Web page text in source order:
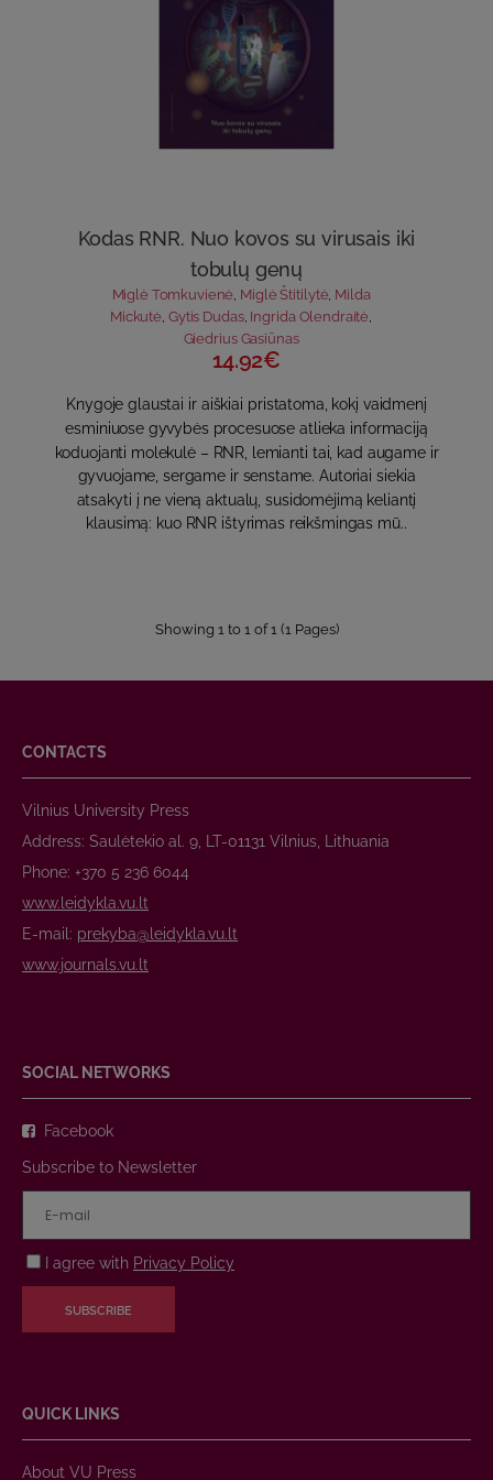
Kodas RNR. Nuo kovos su virusais iki
tobulų genų
Miglė Tomkuvienė, Miglė Štitilytė, Milda
Mickutė, Gytis Dudas, Ingrida Olendraitė,
Giedrius Gasiūnas
14.92€
Knygoje glaustai ir aiškiai pristatoma, kokį vaidmenį
esminiuose gyvybės procesuose atlieka informaciją
koduojanti molekulė – RNR, lemianti tai, kad augame ir
gyvuojame, sergame ir senstame. Autoriai siekia
atsakyti į ne vieną aktualų, susidomėjimą keliantį
klausimą: kuo RNR ištyrimas reikšmingas mū..
Showing 1 to 1 of 1 (1 Pages)
CONTACTS
Vilnius University Press
Address: Saulėtekio al. 9, LT-01131 Vilnius, Lithuania
Phone: +370 5 236 6044
www.leidykla.vu.lt
E-mail: prekyba@leidykla.vu.lt
www.journals.vu.lt
SOCIAL NETWORKS
Facebook
Subscribe to Newsletter
I agree with Privacy Policy
SUBSCRIBE
QUICK LINKS
About VU Press